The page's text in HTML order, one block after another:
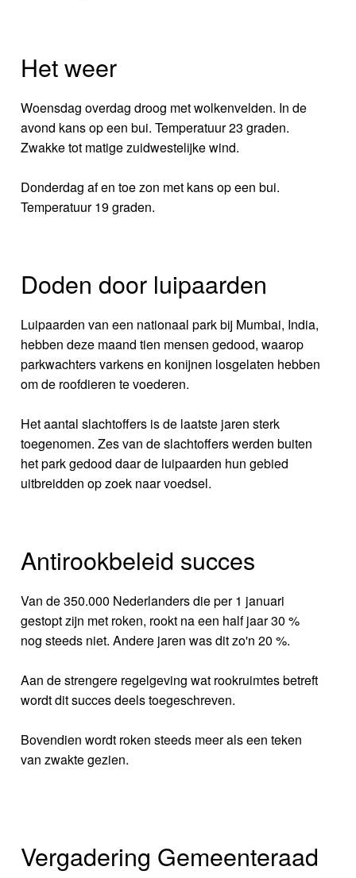
Het weer
Woensdag overdag droog met wolkenvelden. In de
avond kans op een bui. Temperatuur 23 graden.
Zwakke tot matige zuidwestelijke wind.
Donderdag af en toe zon met kans op een bui.
Temperatuur 19 graden.
Doden door luipaarden
Luipaarden van een nationaal park bij Mumbai, India,
hebben deze maand tien mensen gedood, waarop
parkwachters varkens en konijnen losgelaten hebben
om de roofdieren te voederen.
Het aantal slachtoffers is de laatste jaren sterk
toegenomen. Zes van de slachtoffers werden buiten
het park gedood daar de luipaarden hun gebied
uitbreidden op zoek naar voedsel.
Antirookbeleid succes
Van de 350.000 Nederlanders die per 1 januari
gestopt zijn met roken, rookt na een half jaar 30 %
nog steeds niet. Andere jaren was dit zo'n 20 %.
Aan de strengere regelgeving wat rookruimtes betreft
wordt dit succes deels toegeschreven.
Bovendien wordt roken steeds meer als een teken
van zwakte gezien.
Vergadering Gemeenteraad